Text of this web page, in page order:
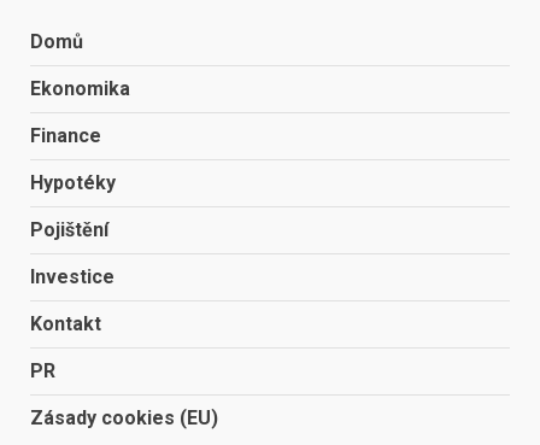
Domů
Ekonomika
Finance
Hypotéky
Pojištění
Investice
Kontakt
PR
Zásady cookies (EU)